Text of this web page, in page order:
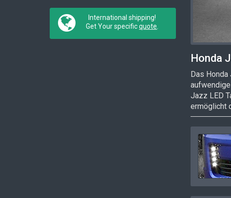
International shipping!
Get Your specificquote
Honda
Das
Jazz LED
ermöglicht